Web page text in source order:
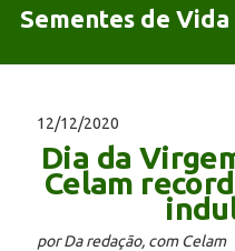
Sementes de Vida
12/12/2020
Dia da
Celam
por Da redação, com Celam